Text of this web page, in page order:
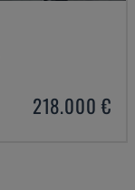
218.000 €